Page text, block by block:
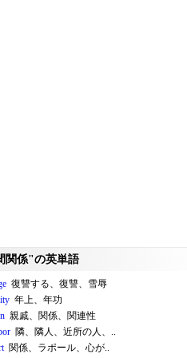
関係"の英単語
復讐する、復讐、雪辱
年上、年功
親戚、関係、関連性
隣、隣人、近所の人、..
関係、ラポール、心が..